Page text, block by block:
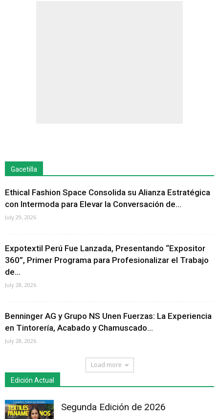
Gacetilla
Ethical Fashion Space Consolida su Alianza Estratégica
con Intermoda para Elevar la Conversación de...
July 29, 2026
Expotextil Perú Fue Lanzada, Presentando “Expositor
360”, Primer Programa para Profesionalizar el Trabajo
de...
July 28, 2026
Benninger AG y Grupo NS Unen Fuerzas: La Experiencia
en Tintorería, Acabado y Chamuscado...
July 28, 2026
Load more
Edición Actual
Segunda Edición de 2026